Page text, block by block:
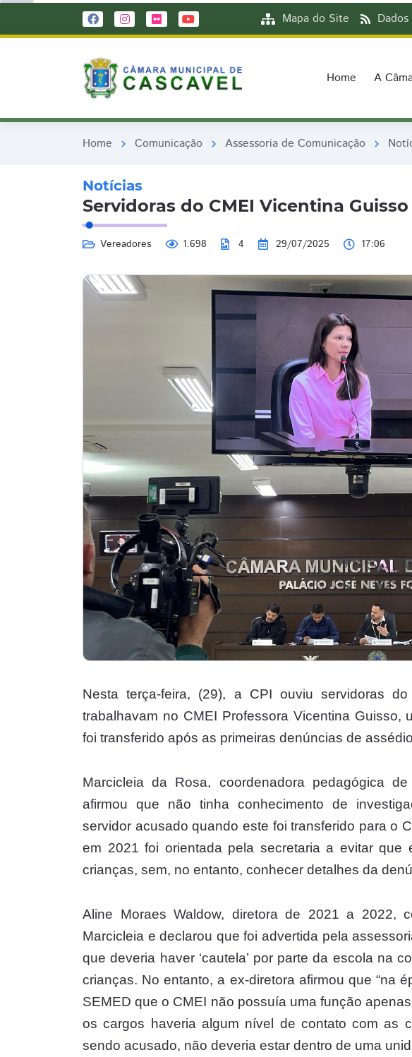
Mapa do Site
Home A
Home chevron_right Comunicação chevron_right Assessoria de Comunicação chevron_right
Notícias
Servidoras do CMEI Vicentina
Vereadores 1.698 4 29/07/2025 17:06
Nesta terça-feira, (29), a CPI ouviu servidoras
trabalhavam no CMEI Professora Vicentina Guisso,
foi transferido após as primeiras denúncias de
Marcicleia da Rosa, coordenadora pedagógica
afirmou que não tinha conhecimento de
servidor acusado quando este foi transferido para o
em 2021 foi orientada pela secretaria a evitar que
crianças, sem, no entanto, conhecer detalhes da
Aline Moraes Waldow, diretora de 2021 a 2022,
Marcicleia e declarou que foi advertida pela
que deveria haver ‘cautela’ por parte da escola na
crianças. No entanto, a ex-diretora afirmou que “na
SEMED que o CMEI não possuía uma função
os cargos haveria algum nível de contato com as
sendo acusado, não deveria estar dentro de uma